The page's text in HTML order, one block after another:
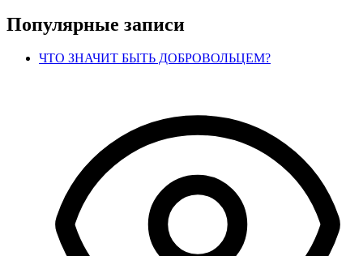
Популярные записи
ЧТО ЗНАЧИТ БЫТЬ ДОБРОВОЛЬЦЕМ?